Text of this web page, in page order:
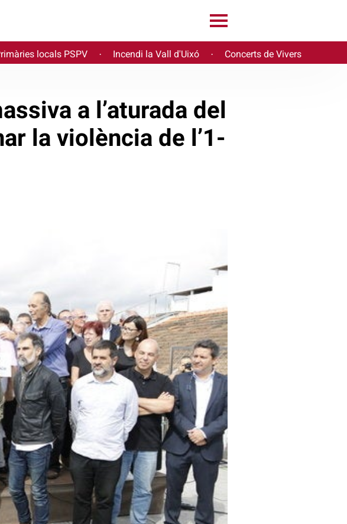
locals PSPV · Incendi la Vall d'Uixó · Concerts de Vivers
a l’aturada del
la violència de l’1-